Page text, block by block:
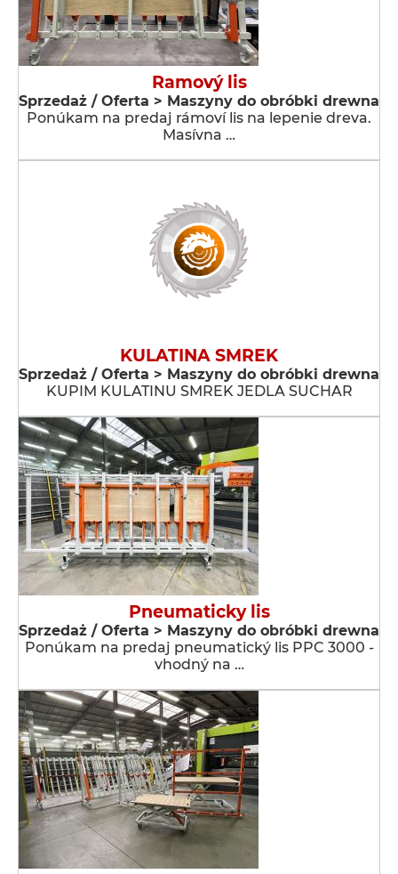
Ramový lis
Sprzedaż / Oferta > Maszyny do obróbki drewna
Ponúkam na predaj rámoví lis na lepenie dreva.
Masívna …
KULATINA SMREK
Sprzedaż / Oferta > Maszyny do obróbki drewna
KUPIM KULATINU SMREK JEDLA SUCHAR
Pneumaticky lis
Sprzedaż / Oferta > Maszyny do obróbki drewna
Ponúkam na predaj pneumatický lis PPC 3000 -
vhodný na …